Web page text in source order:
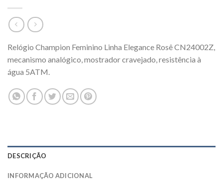
Relógio Champion Feminino Linha Elegance Rosê CN24002Z,
mecanismo analógico, mostrador cravejado, resistência à
água 5ATM.
DESCRIÇÃO
INFORMAÇÃO ADICIONAL